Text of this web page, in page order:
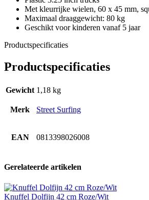
Met kleurrijke wielen, 60 x 45 mm,
Maximaal draaggewicht: 80 kg
Geschikt voor kinderen vanaf 5 jaar
Productspecificaties
Productspecificaties
Gewicht 1,18 kg
Merk Street Surfing
EAN 0813398026008
Gerelateerde artikelen
Knuffel Dolfijn 42 cm Roze/Wit